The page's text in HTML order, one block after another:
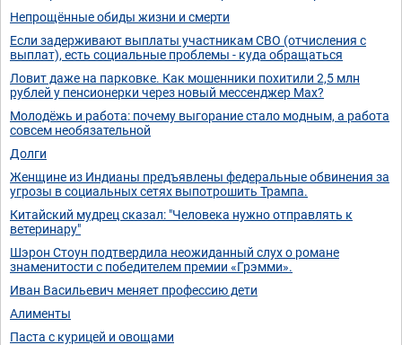
Непрощённые обиды жизни и смерти
Если задерживают выплаты участникам СВО (отчисления с
выплат), есть социальные проблемы - куда обращаться
Ловит даже на парковке. Как мошенники похитили 2,5 млн
рублей у пенсионерки через новый мессенджер Max?
Молодёжь и работа: почему выгорание стало модным, а работа
совсем необязательной
Долги
Женщине из Индианы предъявлены федеральные обвинения за
угрозы в социальных сетях выпотрошить Трампа.
Китайский мудрец сказал: "Человека нужно отправлять к
ветеринару"
Шэрон Стоун подтвердила неожиданный слух о романе
знаменитости с победителем премии «Грэмми».
Иван Васильевич меняет профессию дети
Алименты
Паста с курицей и овощами